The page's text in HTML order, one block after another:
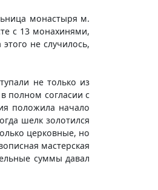
монастыря м.
с 13 монахинями,
не случилось,
не только из
полном согласии с
положила начало
шелк золотился
церковные, но
мастерская
суммы давал